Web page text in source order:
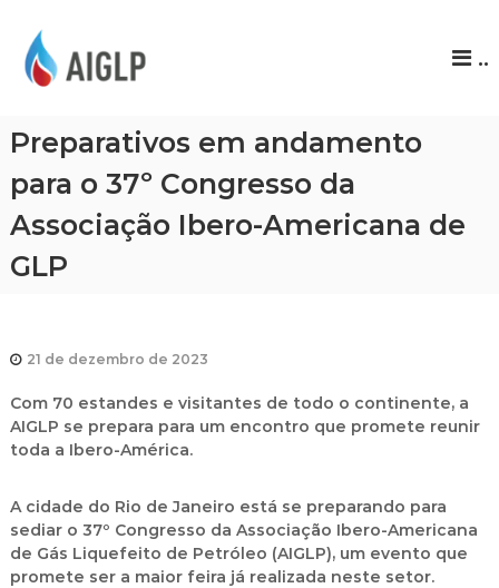
P
..
Preparativos em andamento
para o 37º Congresso da
Associação Ibero-Americana de
GLP
21 de dezembro de 2023
Com 70 estandes e visitantes de todo o continente, a
AIGLP se prepara para um encontro que promete reunir
toda a Ibero-América.
A cidade do Rio de Janeiro está se preparando para
sediar o 37º Congresso da Associação Ibero-Americana
de Gás Liquefeito de Petróleo (AIGLP), um evento que
promete ser a maior feira já realizada neste setor.